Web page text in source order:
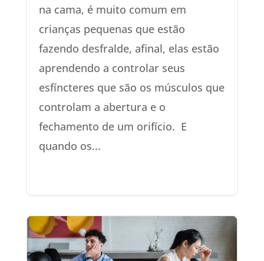
na cama, é muito comum em
crianças pequenas que estão
fazendo desfralde, afinal, elas estão
aprendendo a controlar seus
esfíncteres que são os músculos que
controlam a abertura e o
fechamento de um orifício. E
quando os...